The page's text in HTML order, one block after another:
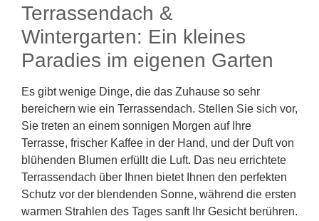
Terrassendach &
Wintergarten: Ein kleines
Paradies im eigenen Garten
Es gibt wenige Dinge, die das Zuhause so sehr
bereichern wie ein Terrassendach. Stellen Sie sich vor,
Sie treten an einem sonnigen Morgen auf Ihre
Terrasse, frischer Kaffee in der Hand, und der Duft von
blühenden Blumen erfüllt die Luft. Das neu errichtete
Terrassendach über Ihnen bietet Ihnen den perfekten
Schutz vor der blendenden Sonne, während die ersten
warmen Strahlen des Tages sanft Ihr Gesicht berühren.